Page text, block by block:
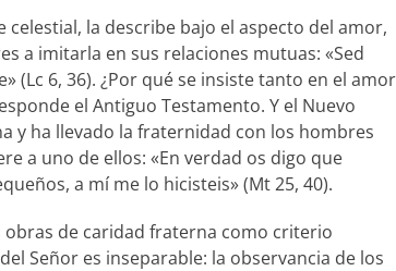
la describe bajo el aspecto del amor,
a imitarla en sus relaciones mutuas: «Sed
6, 36). ¿Por qué se insiste tanto en el amor
el Antiguo Testamento. Y el Nuevo
y ha llevado la fraternidad con los hombres
a uno de ellos: «En verdad os digo que
a mí me lo hicisteis» (Mt 25, 40).
de caridad fraterna como criterio
Señor es inseparable: la observancia de los